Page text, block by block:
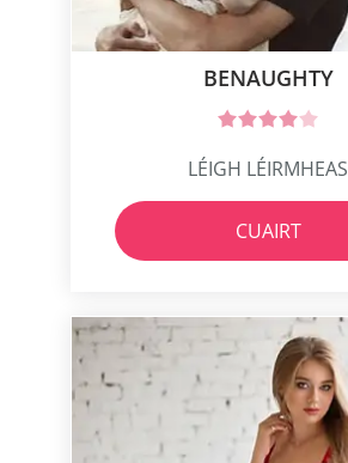
BENAUGHTY
LÉIGH LÉIRMHEAS
CUAIRT